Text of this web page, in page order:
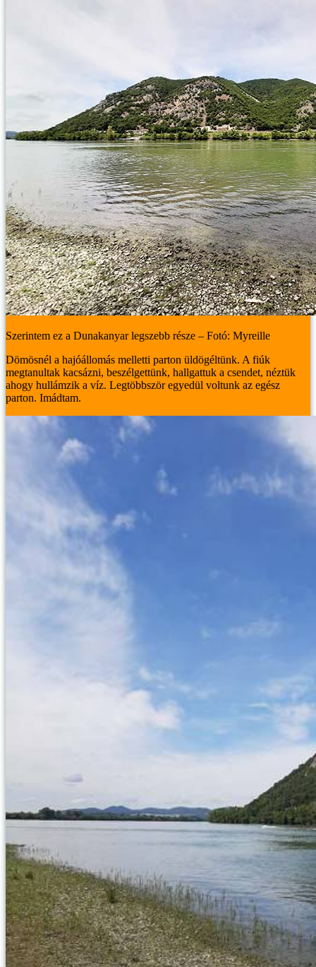
Szerintem ez a Dunakanyar legszebb része – Fotó: Myreille
Dömösnél a hajóállomás melletti parton üldögéltünk. A fiúk
megtanultak kacsázni, beszélgettünk, hallgattuk a csendet, néztük
ahogy hullámzik a víz. Legtöbbször egyedül voltunk az egész
parton. Imádtam.